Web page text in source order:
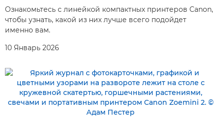
Ознакомьтесь с линейкой компактных принтеров Canon,
чтобы узнать, какой из них лучше всего подойдет
именно вам.
10 Январь 2026